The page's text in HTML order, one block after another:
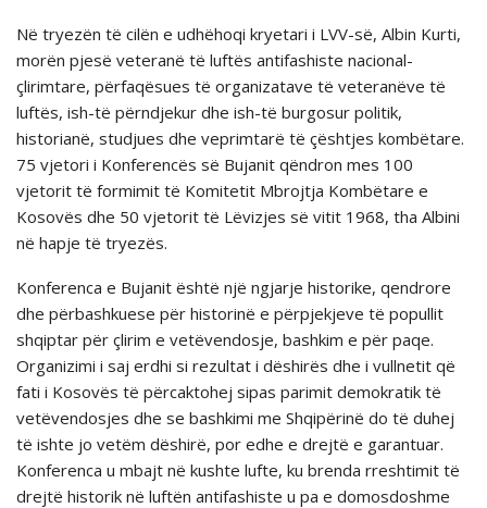
Në tryezën tё cilёn e udhёhoqi kryetari i LVV-sё, Albin Kurti,
morën pjesë veteranë të luftës antifashiste nacional-
çlirimtare, përfaqësues të organizatave të veteranëve të
luftës, ish-të përndjekur dhe ish-të burgosur politik,
historianë, studjues dhe veprimtarë të çështjes kombëtare.
75 vjetori i Konferencës së Bujanit qëndron mes 100
vjetorit të formimit të Komitetit Mbrojtja Kombëtare e
Kosovës dhe 50 vjetorit të Lëvizjes së vitit 1968, tha Albini
nё hapje tё tryezёs.
Konferenca e Bujanit është një ngjarje historike, qendrore
dhe përbashkuese për historinë e përpjekjeve të popullit
shqiptar për çlirim e vetëvendosje, bashkim e për paqe.
Organizimi i saj erdhi si rezultat i dëshirës dhe i vullnetit që
fati i Kosovës të përcaktohej sipas parimit demokratik të
vetëvendosjes dhe se bashkimi me Shqipërinë do të duhej
të ishte jo vetëm dëshirë, por edhe e drejtë e garantuar.
Konferenca u mbajt në kushte lufte, ku brenda rreshtimit të
drejtë historik në luftën antifashiste u pa e domosdoshme